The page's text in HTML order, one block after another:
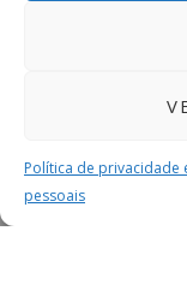
Política de
pessoais